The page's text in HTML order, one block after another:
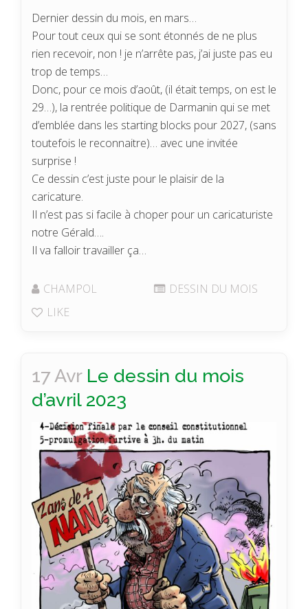
Dernier dessin du mois, en mars…
Pour tout ceux qui se sont étonnés de ne plus
rien recevoir, non ! je n’arrête pas, j’ai juste pas eu
trop de temps…
Donc, pour ce mois d’août, (il était temps, on est le
29…), la rentrée politique de Darmanin qui se met
d’emblée dans les starting blocks pour 2027, (sans
toutefois le reconnaitre)… avec une invitée
surprise !
Ce dessin c’est juste pour le plaisir de la
caricature.
Il n’est pas si facile à choper pour un caricaturiste
notre Gérald….
Il va falloir travailler ça…
CHAMPOL
DESSIN DU MOIS
LIKE
17 AvrLe dessin du mois
d’avril 2023